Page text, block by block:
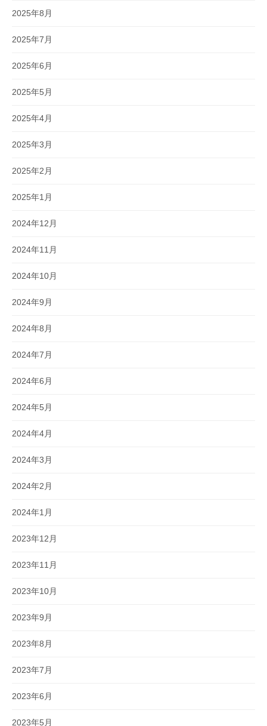
2025年8月
2025年7月
2025年6月
2025年5月
2025年4月
2025年3月
2025年2月
2025年1月
2024年12月
2024年11月
2024年10月
2024年9月
2024年8月
2024年7月
2024年6月
2024年5月
2024年4月
2024年3月
2024年2月
2024年1月
2023年12月
2023年11月
2023年10月
2023年9月
2023年8月
2023年7月
2023年6月
2023年5月